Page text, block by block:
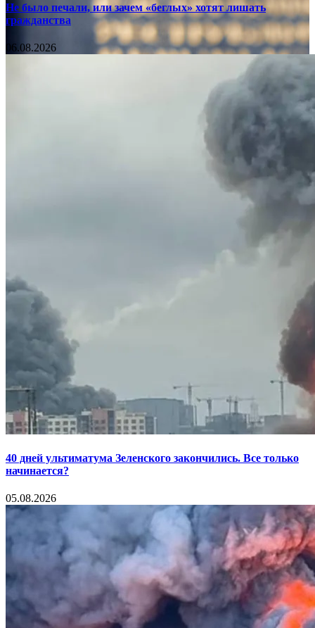
Не было печали, или зачем «беглых» хотят лишать
гражданства
06.08.2026
40 дней ультиматума Зеленского закончились. Все только
начинается?
05.08.2026